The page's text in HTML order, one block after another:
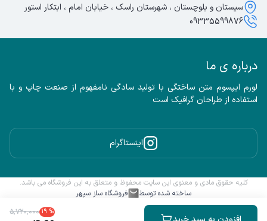
۵٬۷۲۰٬۰۰۰19 %
درباره ی ما
استفاده از طراحان گرافیک است
اینستاگرام
سیستان و بلوچستان ، شهرستان راسک ، خیابان امام ، ابتکار استور
09335599876
کلیه حقوق مادی و معنوی این سایت محفوظ و متعلق به این فروشگاه می باشد.
ساخته شده توسط
فروشگاه ساز سپهر